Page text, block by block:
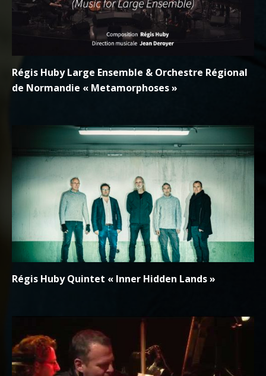
Régis Huby Large Ensemble & Orchestre Régional
de Normandie « Metamorphoses »
Régis Huby Quintet « Inner Hidden Lands »